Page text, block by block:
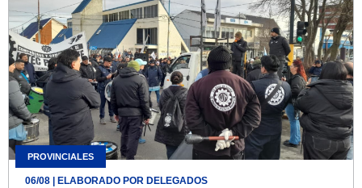
PROVINCIALES
06/08 | ELABORADO POR DELEGADOS